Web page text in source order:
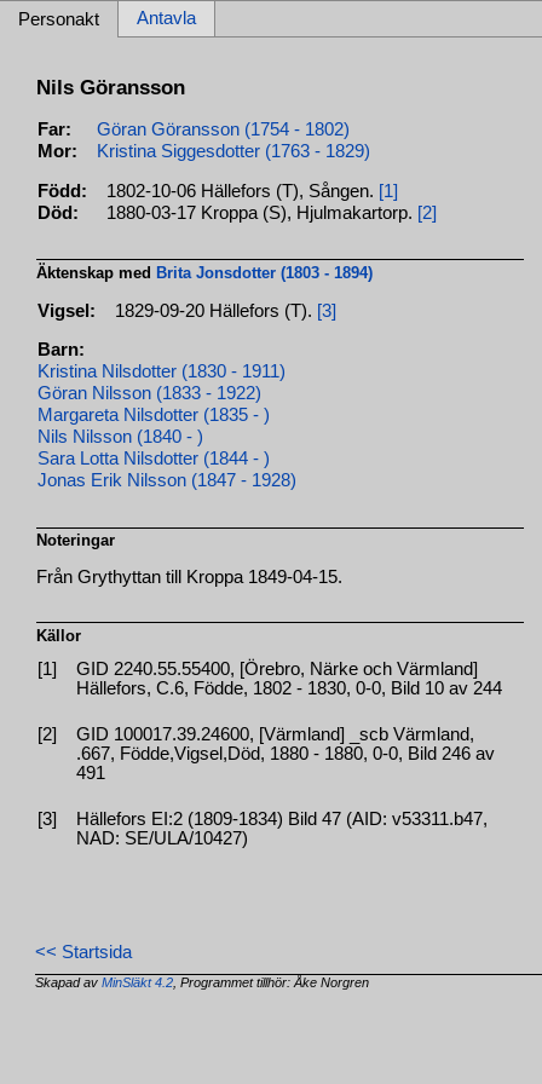
Personakt Antavla
Nils Göransson
Far:
Göran Göransson (1754 - 1802)
Mor:
Kristina Siggesdotter (1763 - 1829)
Född: 1802-10-06 Hällefors (T), Sången. [1]
Död:
1880-03-17 Kroppa (S), Hjulmakartorp. [2]
Äktenskap med Brita Jonsdotter (1803 - 1894)
Vigsel: 1829-09-20 Hällefors (T). [3]
Barn:
Kristina Nilsdotter (1830 - 1911)
Göran Nilsson (1833 - 1922)
Margareta Nilsdotter (1835 - )
Nils Nilsson (1840 - )
Sara Lotta Nilsdotter (1844 - )
Jonas Erik Nilsson (1847 - 1928)
Noteringar
Från Grythyttan till Kroppa 1849-04-15.
Källor
[1]
GID 2240.55.55400, [Örebro, Närke och Värmland]
Hällefors, C.6, Födde, 1802 - 1830, 0-0, Bild 10 av 244
[2]
GID 100017.39.24600, [Värmland] _scb Värmland,
.667, Födde,Vigsel,Död, 1880 - 1880, 0-0, Bild 246 av
491
[3]
Hällefors EI:2 (1809-1834) Bild 47 (AID: v53311.b47,
NAD: SE/ULA/10427)
<< Startsida
Skapad avMinSläkt 4.2 , Programmet tillhör: Åke Norgren